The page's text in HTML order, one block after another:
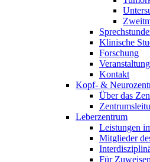
Klinische
Forschung
Kontakt
Kopf- &
Über das
Leberzentrum
Leistungen
Mitglieder
Für